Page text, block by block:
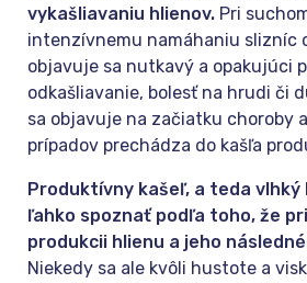
vykašliavaniu hlienov. Pri
intenzívnemu namáhaniu slizníc
objavuje sa nutkavý a opakujúci
odkašliavanie, bolesť na hrudi či
sa objavuje na začiatku choroby
prípadov prechádza do kašľa
Produktívny kašeľ, a teda vlhký
ľahko spoznať podľa toho, že
produkcii hlienu a jeho
Niekedy sa ale kvôli hustote a